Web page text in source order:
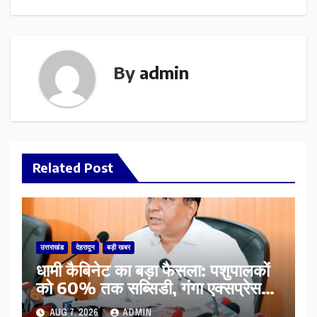
By admin
Related Post
उत्तराखंड देहरादून बड़ी खबर
​धामी कैबिनेट का बड़ा फैसला: पशुपालकों
को 60% तक सब्सिडी, गंगा एक्सप्रेसवे
का हरिद्वार तक होगा विस्तार
AUG 7, 2026 ADMIN